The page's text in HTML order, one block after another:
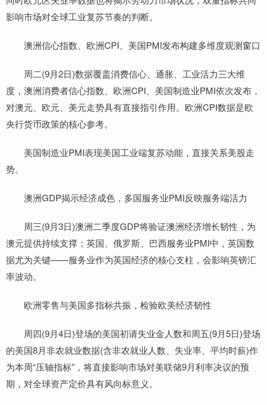
影响市场对全球工业复苏节奏的判断。
澳洲信心指数、欧洲CPI、美国PMI发布构建多维度观测窗口
周二(9月2日)数据覆盖消费信心、通胀、工业活力三大维
度，澳洲消费者信心指数、欧洲CPI、美国制造业PMI依次发布，
对澳元、欧元、美元走势具有直接指引作用。欧洲CPI数据是欧
央行货币政策的核心参考。
美国制造业PMI表现美国工业端复苏动能，直接关系美股走
势。
澳洲GDP揭示经济成色，多国服务业PMI反映服务端活力
周三(9月3日)澳洲二季度GDP将验证澳洲经济增长韧性，为
澳元提供持续支撑；英国、俄罗斯、巴西服务业PMI中，英国数
据尤为关键——服务业作为英国经济的核心支柱，会影响英镑汇
率波动。
欧洲零售与美国多指标共振，检验欧美经济韧性
周四(9月4日)登场的美国初请失业金人数和周五(9月5日)登场
的美国8月非农就业数据(含非农就业人数、失业率、平均时薪)作
为本周“压轴指标”，将直接影响市场对美联储9月利率决议的预
期，对全球资产定价具有风向标意义。